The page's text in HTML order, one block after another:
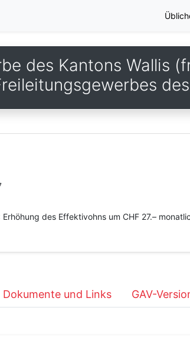
des Kantons Wallis
des Effektivohns um CHF 27.–
Dokumente und Links GAV-